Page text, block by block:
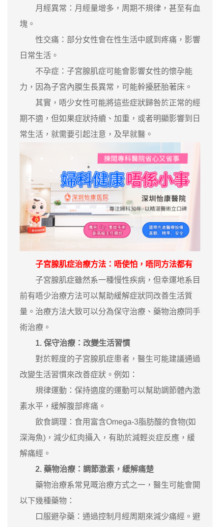
月經異常：月經量增多，周期不規律，甚至有血
塊。
性交痛：部分女性會在性生活中感到疼痛，影響
日常生活。
不孕症：子宮腺肌症可能會影響女性的懷孕能
力，因為子宮內膜生長異常，可能幹擾胚胎著床。
其實，唔少女性可能將這些症狀歸咎於正常的經
期不適，但如果症狀持續、加重，或者明顯影響到日
常生活，就需要引起注意，及早就醫。
子宮腺肌症治療方法：唔使怕，唔同方法都有
子宮腺肌症雖然系一種慢性疾病，但幸運地系目
前有唔少治療方法可以幫助緩解症狀同改善生活質
量。治療方法大致可以分為保守治療、藥物治療同手
術治療。
1. 保守治療：改變生活習慣
對於輕度的子宮腺肌症患者，醫生可能建議通過
改變生活習慣來改善症狀。例如：
規律運動：保持適度的運動可以幫助調節體內激
素水平，緩解腹部疼痛。
飲食調理：食用富含Omega-3脂肪酸的食物(如
深海魚)，減少紅肉攝入，有助於減輕炎症反應，緩
解痛經。
2. 藥物治療：調節激素，緩解痛楚
藥物治療系常見嘅治療方式之一，醫生可能會開
以下幾種藥物：
口服避孕藥：通過控制月經周期來減少痛經。避